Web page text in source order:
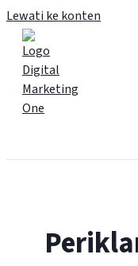
Lewati ke konten